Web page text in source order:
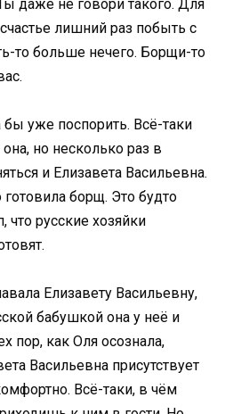
даже не говори такого. Для
лишний раз побыть с
то больше нечего. Борщи-то
бы уже поспорить. Всё-таки
но несколько раз в
и Елизавета Васильевна.
борщ. Это будто
что русские хозяйки
Елизавету Васильевну,
бабушкой она у неё и
пор, как Оля осознала,
Васильевна присутствует
Всё-таки, в чём